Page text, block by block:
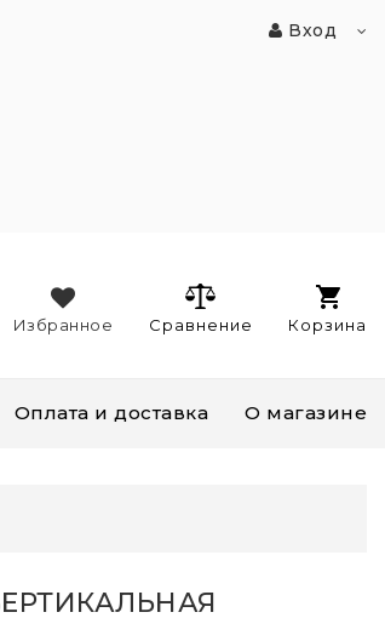
Вход
Корзина
Сравнение
Избранное
Оплата и доставка О магазине